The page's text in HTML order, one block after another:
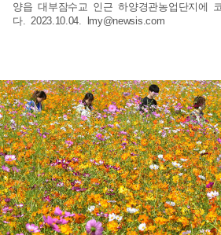
양읍 대부잠수교 인근 하양경관농업단지에
다. 2023.10.04.
lmy@newsis.com